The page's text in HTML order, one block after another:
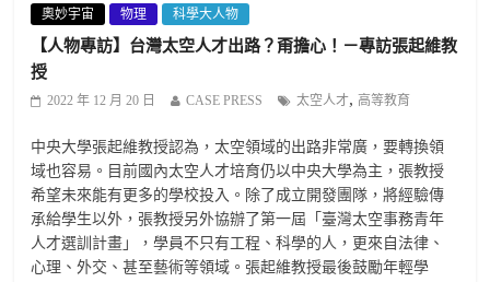
奧妙宇宙 物理 科學大人物
【人物專訪】台灣太空人才出路？甭擔心！－專訪張起維教
授
2022 年 12 月 20 日 CASE PRESS 太空人才,高等教育
中央大學張起維教授認為，太空領域的出路非常廣，要轉換領
域也容易。目前國內太空人才培育仍以中央大學為主，張教授
希望未來能有更多的學校投入。除了成立開發團隊，將經驗傳
承給學生以外，張教授另外協辦了第一屆「臺灣太空事務青年
人才選訓計畫」，學員不只有工程、科學的人，更來自法律、
心理、外交、甚至藝術等領域。張起維教授最後鼓勵年輕學